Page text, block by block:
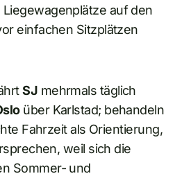
auf den
einfachen Sitzplätzen
SJ mehrmals täglich
über Karlstad; behandeln
Fahrzeit als Orientierung,
weil sich die
Sommer- und